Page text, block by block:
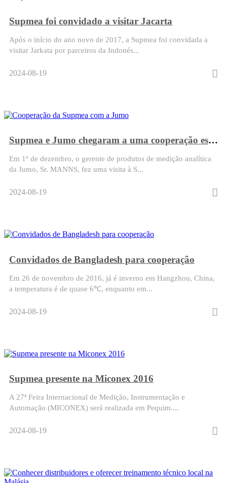
Supmea foi convidado a visitar Jacarta
Após o início do ano novo de 2017, a Supmea foi convidada a
visitar Jarkata por parceiros da Indonés...
2024-08-19
Supmea e Jumo chegaram a uma cooperação estratégica
Em 1º de dezembro, o gerente de produtos de medição analítica
da Jumo, Sr. MANNS, fez uma visita à S...
2024-08-19
Convidados de Bangladesh para cooperação
Em 26 de novembro de 2016, já é inverno em Hangzhou, China,
a temperatura é de quase 6℃, enquanto em...
2024-08-19
Supmea presente na Miconex 2016
A 27ª Feira Internacional de Medição, Instrumentação e
Automação (MICONEX) será realizada em Pequim....
2024-08-19